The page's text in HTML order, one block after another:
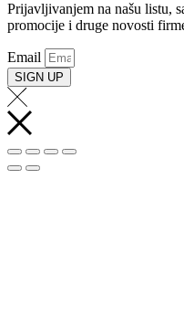
Prijavljivanjem na našu listu,
promocije i druge novosti
Email
SIGN UP